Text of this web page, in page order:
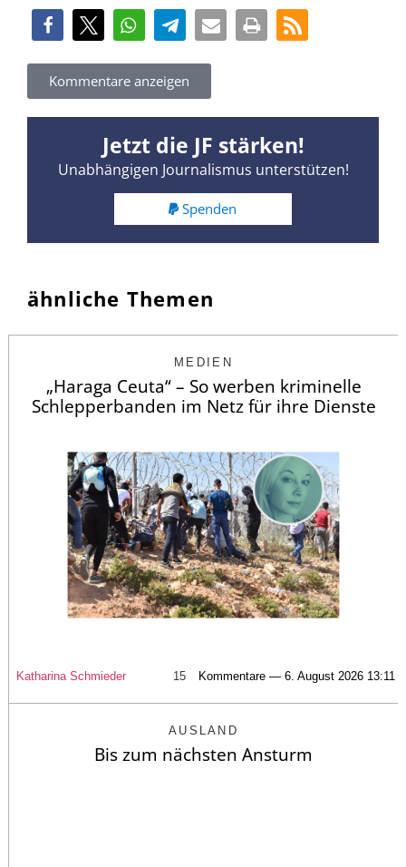
Kommentare anzeigen
Jetzt die JF stärken!
Unabhängigen Journalismus unterstützen!
Spenden
ähnliche Themen
MEDIEN
„Haraga Ceuta“ – So werben kriminelle
Schlepperbanden im Netz für ihre Dienste
Katharina Schmieder 15 Kommentare — 6. August 2026 13:11
AUSLAND
Bis zum nächsten Ansturm